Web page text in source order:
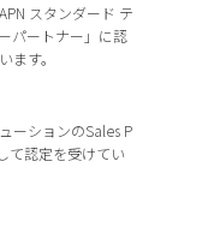
スタンダード テ
パートナー」に認
ます。
ーションのSales P
て認定を受けてい